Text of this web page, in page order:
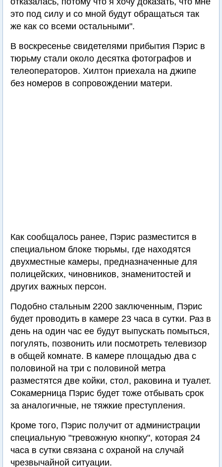
это под силу и со мной будут обращаться так
же как со всеми остальными".
В воскресенье свидетелями прибытия Пэрис в
тюрьму стали около десятка фотографов и
телеоператоров. Хилтон приехала на джипе
без номеров в сопровождении матери.
Как сообщалось ранее, Пэрис разместится в
специальном блоке тюрьмы, где находятся
двухместные камеры, предназначенные для
полицейских, чиновников, знаменитостей и
других важных персон.
Подобно стальным 2200 заключенным, Пэрис
будет проводить в камере 23 часа в сутки. Раз в
день на один час ее будут выпускать помыться,
погулять, позвонить или посмотреть телевизор
в общей комнате. В камере площадью два с
половиной на три с половиной метра
разместятся две койки, стол, раковина и туалет.
Сокамерница Пэрис будет тоже отбывать срок
за аналогичные, не тяжкие преступления.
Кроме того, Пэрис получит от администрации
специальную "тревожную кнопку", которая 24
часа в сутки связана с охраной на случай
чрезвычайной ситуации.